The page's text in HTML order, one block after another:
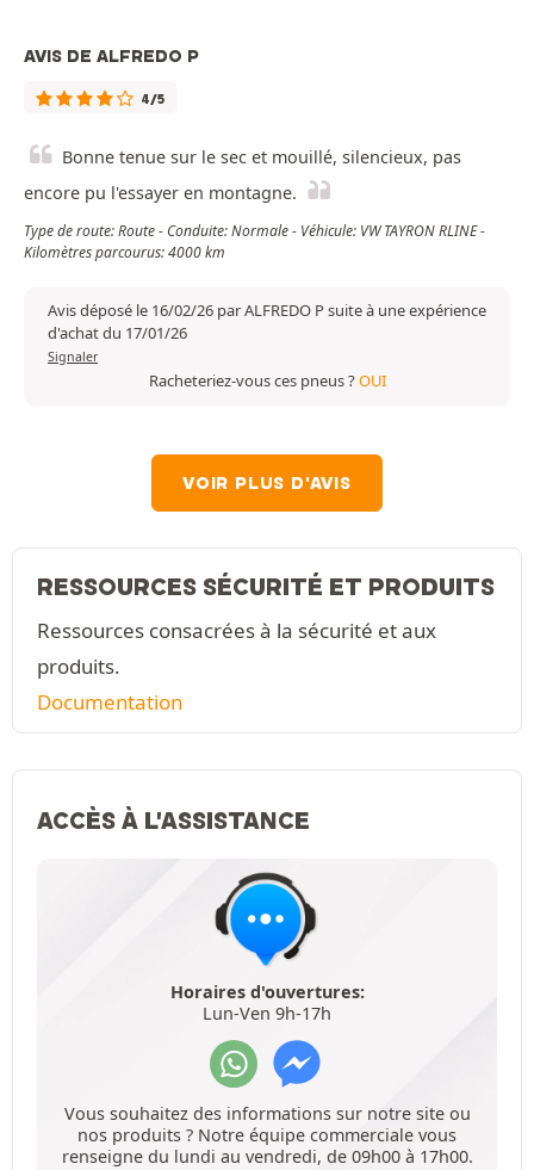
AVIS DE ALFREDO P
4/5
Bonne tenue sur le sec et mouillé, silencieux, pas
encore pu l'essayer en montagne.
Type de route: Route - Conduite: Normale - Véhicule: VW TAYRON RLINE -
Kilomètres parcourus: 4000 km
Avis déposé le 16/02/26 par ALFREDO P suite à une expérience
d'achat du 17/01/26
Signaler
Racheteriez-vous ces pneus ?OUI
VOIR PLUS D'AVIS
RESSOURCES SÉCURITÉ ET PRODUITS
Ressources consacrées à la sécurité et aux
produits.
Documentation
ACCÈS À L'ASSISTANCE
Horaires d'ouvertures:
Lun-Ven 9h-17h
Vous souhaitez des informations sur notre site ou
nos produits ? Notre équipe commerciale vous
renseigne du lundi au vendredi, de 09h00 à 17h00.